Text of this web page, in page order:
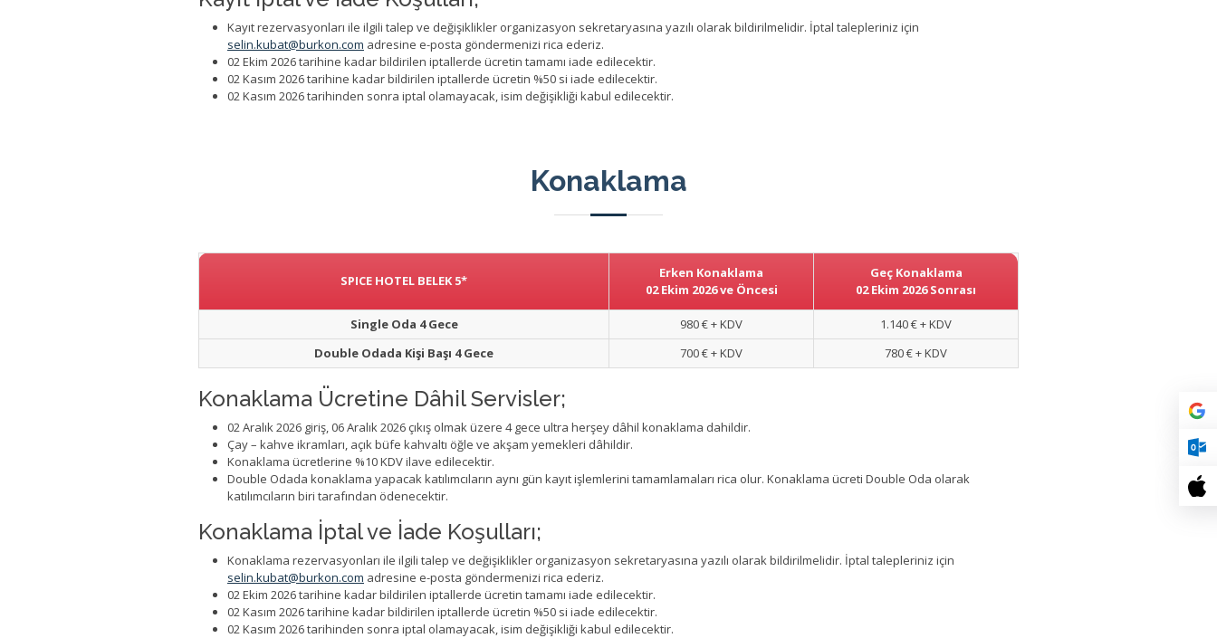
Kayıt rezervasyonları ile ilgili talep ve değişiklikler organizasyon sekretaryasına yazılı olarak bildirilmelidir. İptal talepleriniz için
selin.kubat@burkon.com adresine e-posta göndermenizi rica ederiz.
02 Ekim 2026 tarihine kadar bildirilen iptallerde ücretin tamamı iade edilecektir.
02 Kasım 2026 tarihine kadar bildirilen iptallerde ücretin %50 si iade edilecektir.
02 Kasım 2026 tarihinden sonra iptal olamayacak, isim değişikliği kabul edilecektir.
Konaklama
SPICE HOTEL BELEK 5*
Erken Konaklama
02 Ekim 2026 ve Öncesi
Geç Konaklama
02 Ekim 2026 Sonrası
Single Oda 4 Gece 980 € + KDV
1.140 € + KDV
Double Odada Kişi Başı 4 Gece
700 € + KDV 780 € + KDV
Konaklama Ücretine Dâhil Servisler;
02 Aralık 2026 giriş, 06 Aralık 2026 çıkış olmak üzere 4 gece ultra herşey dâhil konaklama dahildir.
Çay – kahve ikramları, açık büfe kahvaltı öğle ve akşam yemekleri dâhildir.
Konaklama ücretlerine %10 KDV ilave edilecektir.
Double Odada konaklama yapacak katılımcıların aynı gün kayıt işlemlerini tamamlamaları rica olur. Konaklama ücreti Double Oda olarak
katılımcıların biri tarafından ödenecektir.
Konaklama İptal ve İade Koşulları;
Konaklama rezervasyonları ile ilgili talep ve değişiklikler organizasyon sekretaryasına yazılı olarak bildirilmelidir. İptal talepleriniz için
selin.kubat@burkon.com adresine e-posta göndermenizi rica ederiz.
02 Ekim 2026 tarihine kadar bildirilen iptallerde ücretin tamamı iade edilecektir.
02 Kasım 2026 tarihine kadar bildirilen iptallerde ücretin %50 si iade edilecektir.
02 Kasım 2026 tarihinden sonra iptal olamayacak, isim değişikliği kabul edilecektir.